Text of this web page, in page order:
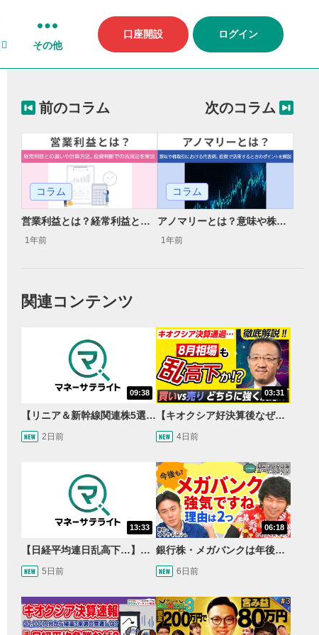
その他
口座開設 ログイン
前のコラム
コラム
営業利益とは？経常利益との違いや計算方法、投資判断での活用法を解説
1年前
次のコラム
コラム
アノマリーとは？意味や株取引における代表例、投資で活用するときのポイントを解説
1年前
関連コンテンツ
09:38
【リニア＆新幹線関連株5選】静岡県知事の承認でリニア路線工事進展！北陸新幹線も「小浜・京都ルート」再決定！関連する注目の銘柄は？＜たけぞうNEWS＞
2日前
03:31
【キオクシア好決算後なぜ乱高下!?】買い材料は自社株買いと株式分割/売りのサインとは…？
4日前
13:33
【日経平均連日乱高下…】AI株に異変⁉海外ファンド「大量売却」！AI料金値下げでNECに追い風！NTTも需給改善か＜店内信用残ランキング＞
5日前
06:18
銀行株・メガバンクは年後半も強いのか〈株のお兄さんにこっそり聞いてみよう！第2話〉
6日前